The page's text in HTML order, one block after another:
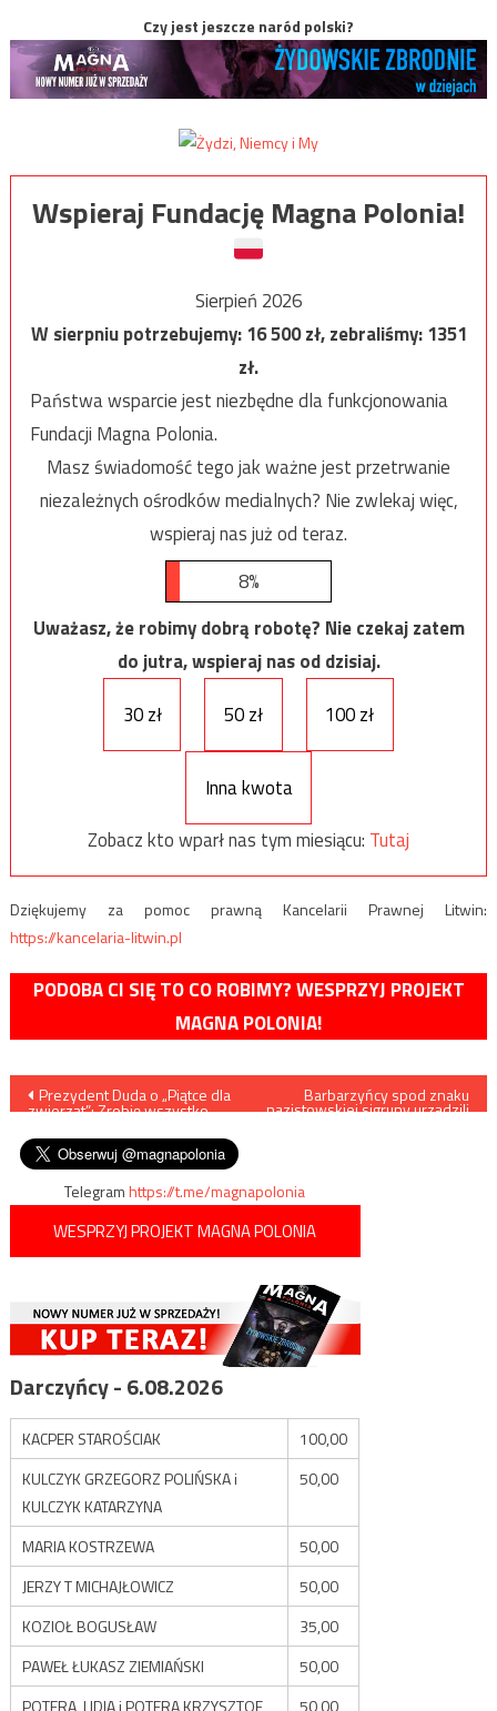
Czy jest jeszcze naród polski?
Wspieraj Fundację Magna Polonia!
Sierpień 2026
W sierpniu potrzebujemy:16 500zł, zebraliśmy:1351
zł.
Państwa wsparcie jest niezbędne dla funkcjonowania
Fundacji Magna Polonia.
Masz świadomość tego jak ważne jest przetrwanie
niezależnych ośrodków medialnych? Nie zwlekaj więc,
wspieraj nas już od teraz.
8%
Uważasz, że robimy dobrą robotę? Nie czekaj zatem
do jutra, wspieraj nas od dzisiaj.
30 zł
50 zł 100 zł
Inna kwota
Zobacz kto wparł nas tym miesiącu: Tutaj
Dziękujemy za pomoc prawną Kancelarii Prawnej Litwin:
https://kancelaria-litwin.pl
PODOBA CI SIĘ TO CO ROBIMY? WESPRZYJ PROJEKT
MAGNA POLONIA!
Nawigacja
wpisu
Prezydent Duda o „Piątce dla
zwierząt”: Zrobię wszystko,
Barbarzyńcy spod znaku
nazistowskiej sigruny urządzili
Telegramhttps://t.me/magnapolonia
WESPRZYJ PROJEKT MAGNA POLONIA
Darczyńcy - 6.08.2026
KACPER STAROŚCIAK
100,00
KULCZYK GRZEGORZ POLIŃSKA i
KULCZYK KATARZYNA
50,00
MARIA KOSTRZEWA
50,00
JERZY T MICHAJŁOWICZ
50,00
KOZIOŁ BOGUSŁAW
35,00
PAWEŁ ŁUKASZ ZIEMIAŃSKI
50,00
POTERA LIDIA i POTERA KRZYSZTOF
50,00